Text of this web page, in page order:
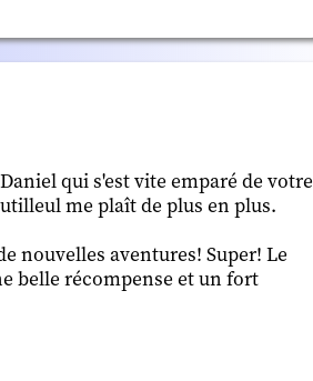
qui s'est vite emparé de votre
me plaît de plus en plus.
nouvelles aventures! Super! Le
belle récompense et un fort